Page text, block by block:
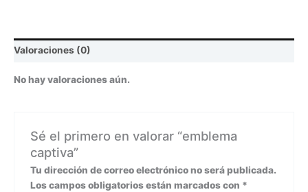
Valoraciones (0)
No hay valoraciones aún.
Sé el primero en valorar “emblema
captiva”
Tu dirección de correo electrónico no será publicada.
Los campos obligatorios están marcados con *